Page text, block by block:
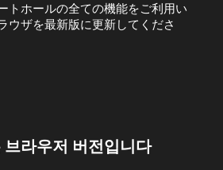
トホールの全ての機能をご利用い
ウザを最新版に更新してくださ
라우저 버전입니다